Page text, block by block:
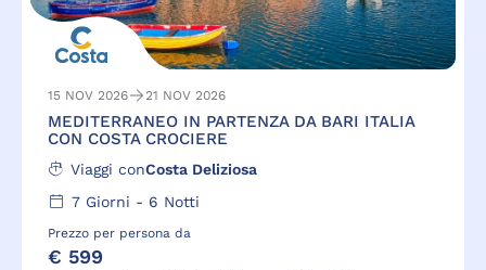
15 NOV 2026 21 NOV 2026
MEDITERRANEO IN PARTENZA DA BARI ITALIA
CON COSTA CROCIERE
Viaggi conCosta Deliziosa
7Giorni - 6 Notti
Prezzo per persona da
€ 599